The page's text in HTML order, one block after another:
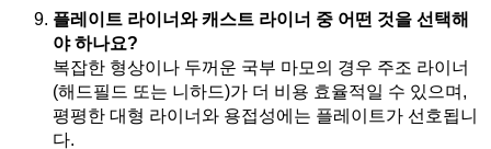
플레이트 라이너와 캐스트 라이너 중 어떤 것을 선택해
야 하나요?
복잡한 형상이나 두꺼운 국부 마모의 경우 주조 라이너
(해드필드 또는 니하드)가 더 비용 효율적일 수 있으며,
평평한 대형 라이너와 용접성에는 플레이트가 선호됩니
다.